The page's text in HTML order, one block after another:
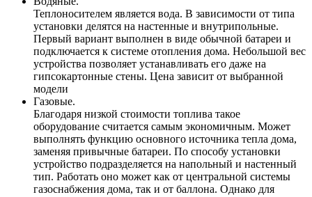
Теплоносителем является вода. В зависимости от типа
установки делятся на настенные и внутрипольные.
Первый вариант выполнен в виде обычной батареи и
подключается к системе отопления дома. Небольшой вес
устройства позволяет устанавливать его даже на
гипсокартонные стены. Цена зависит от выбранной
модели
Газовые.
Благодаря низкой стоимости топлива такое
оборудование считается самым экономичным. Может
выполнять функцию основного источника тепла дома,
заменяя привычные батареи. По способу установки
устройство подразделяется на напольный и настенный
тип. Работать оно может как от центральной системы
газоснабжения дома, так и от баллона. Однако для